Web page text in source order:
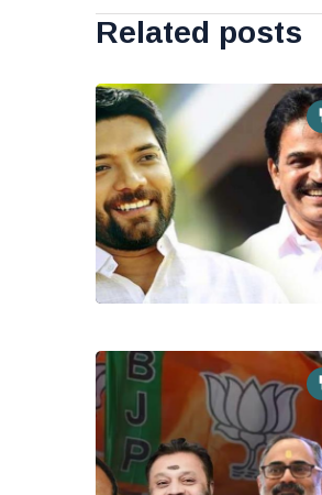
Related posts